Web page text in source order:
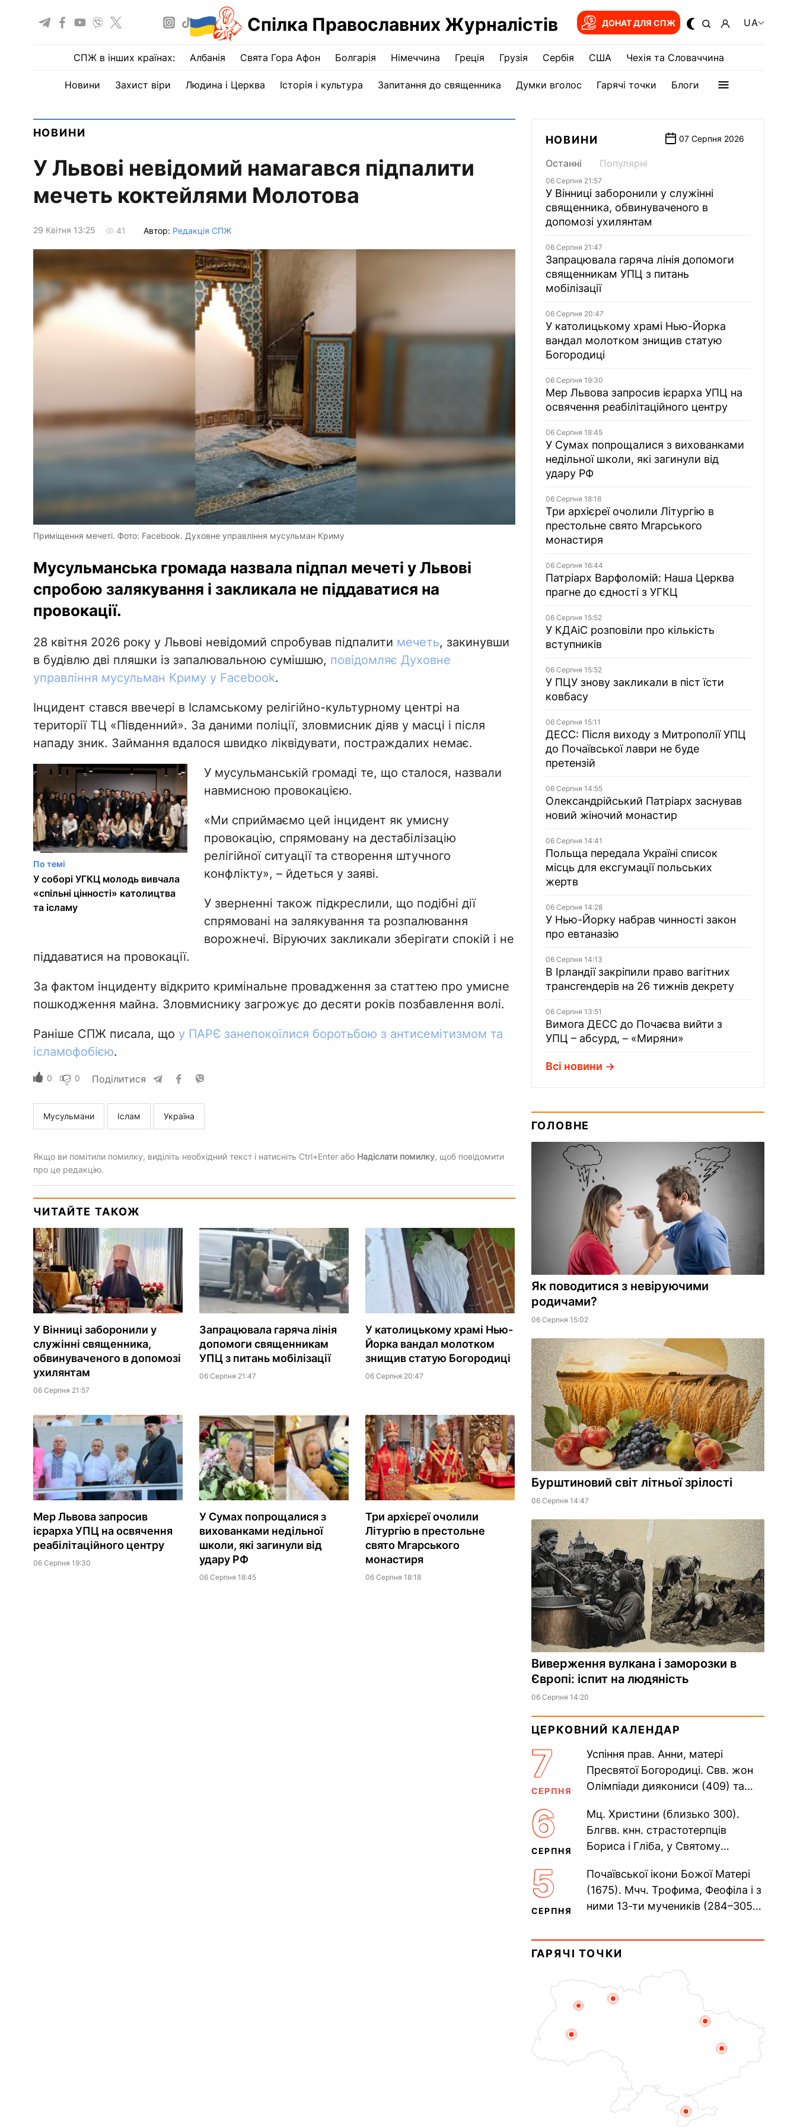
Спілка Православних Журналістів ДОНАТ ДЛЯ СПЖ UA
СПЖ в інших країнах: Албанія Свята Гора Афон Болгарія Німеччина Греція Грузія Сербія США Чехія та Словаччина
Новини Захист віри Людина і Церква Історія і культура Запитання до священника Думки вголос Гарячі точки Блоги
НОВИНИ
У Львові невідомий намагався підпалити
мечеть коктейлями Молотова
29 Квiтня 13:25 41 Автор: Редакція СПЖ
Приміщення мечеті. Фото: Facebook. Духовне управління мусульман Криму
Мусульманська громада назвала підпал мечеті у Львові
спробою залякування і закликала не піддаватися на
провокації.
28 квітня 2026 року у Львові невідомий спробував підпалити мечеть, закинувши
в будівлю дві пляшки із запалювальною сумішшю, повідомляє Духовне
управління мусульман Криму у Facebook.
Інцидент стався ввечері в Ісламському релігійно-культурному центрі на
території ТЦ «Південний». За даними поліції, зловмисник діяв у масці і після
нападу зник. Займання вдалося швидко ліквідувати, постраждалих немає.
По темі
У соборі УГКЦ молодь вивчала
«спільні цінності» католицтва
та ісламу
У мусульманській громаді те, що сталося, назвали
навмисною провокацією.
«Ми сприймаємо цей інцидент як умисну
провокацію, спрямовану на дестабілізацію
релігійної ситуації та створення штучного
конфлікту», – йдеться у заяві.
У зверненні також підкреслили, що подібні дії
спрямовані на залякування та розпалювання
ворожнечі. Віруючих закликали зберігати спокій і не
піддаватися на провокації.
За фактом інциденту відкрито кримінальне провадження за статтею про умисне
пошкодження майна. Зловмиснику загрожує до десяти років позбавлення волі.
Раніше СПЖ писала, що у ПАРЄ занепокоїлися боротьбою з антисемітизмом та
ісламофобією.
0 0 Поділитися
Мусульмани Іслам Україна
Якщо ви помітили помилку, виділіть необхідний текст і натисніть Ctrl+Enter або Надіслати помилку, щоб повідомити
про це редакцію.
ЧИТАЙТЕ ТАКОЖ
У Вінниці заборонили у
служінні священника,
обвинуваченого в допомозі
ухилянтам
06 Серпня 21:57
Запрацювала гаряча лінія
допомоги священникам
УПЦ з питань мобілізації
06 Серпня 21:47
У католицькому храмі Нью-
Йорка вандал молотком
знищив статую Богородиці
06 Серпня 20:47
Мер Львова запросив
ієрарха УПЦ на освячення
реабілітаційного центру
06 Серпня 19:30
У Сумах попрощалися з
вихованками недільної
школи, які загинули від
удару РФ
06 Серпня 18:45
Три архієреї очолили
Літургію в престольне
свято Мгарського
монастиря
06 Серпня 18:18
НОВИНИ 07 Серпня 2026
Останні Популярні
06 Серпня 21:57
У Вінниці заборонили у служінні
священника, обвинуваченого в
допомозі ухилянтам
06 Серпня 21:47
Запрацювала гаряча лінія допомоги
священникам УПЦ з питань
мобілізації
06 Серпня 20:47
У католицькому храмі Нью-Йорка
вандал молотком знищив статую
Богородиці
06 Серпня 19:30
Мер Львова запросив ієрарха УПЦ на
освячення реабілітаційного центру
06 Серпня 18:45
У Сумах попрощалися з вихованками
недільної школи, які загинули від
удару РФ
06 Серпня 18:18
Три архієреї очолили Літургію в
престольне свято Мгарського
монастиря
06 Серпня 16:44
Патріарх Варфоломій: Наша Церква
прагне до єдності з УГКЦ
06 Серпня 15:52
У КДАіС розповіли про кількість
вступників
06 Серпня 15:52
У ПЦУ знову закликали в піст їсти
ковбасу
06 Серпня 15:11
ДЕСС: Після виходу з Митрополії УПЦ
до Почаївської лаври не буде
претензій
06 Серпня 14:55
Олександрійський Патріарх заснував
новий жіночий монастир
06 Серпня 14:41
Польща передала Україні список
місць для ексгумації польських
жертв
06 Серпня 14:28
У Нью-Йорку набрав чинності закон
про евтаназію
06 Серпня 14:13
В Ірландії закріпили право вагітних
трансгендерів на 26 тижнів декрету
06 Серпня 13:51
Вимога ДЕСС до Почаєва вийти з
УПЦ – абсурд, – «Миряни»
Всі новини
ГОЛОВНЕ
Як поводитися з невіруючими
родичами?
06 Серпня 15:02
Бурштиновий світ літньої зрілості
06 Серпня 14:47
Виверження вулкана і заморозки в
Європі: іспит на людяність
06 Серпня 14:20
ЦЕРКОВНИЙ КАЛЕНДАР
7
СЕРПНЯ
Успіння прав. Анни, матері
Пресвятої Богородиці. Свв. жон
Олімпіади диякониси (409) та
Пам’ять V Вселенського...
6
СЕРПНЯ
Мц. Христини (близько 300).
Блгвв. кнн. страстотерпців
Бориса і Гліба, у Святому
Прп. Полікарпа, архімандрита...
5
СЕРПНЯ
Почаївської ікони Божої Матері
(1675). Мчч. Трофима, Феофіла і з
ними 13-ти мучеників (284–305).
Равенійського (близько 75)....
ГАРЯЧІ ТОЧКИ